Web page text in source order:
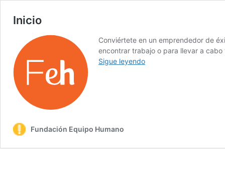
Inicio
Conviértete en un emprendedor de
encontrar trabajo o para llevar a
Sigue leyendoInicio
Fundación Equipo Humano